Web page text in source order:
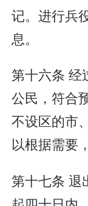
记。进行兵
息。
第十六条 经
公民，符合
不设区的市
以根据需要
第十七条 退